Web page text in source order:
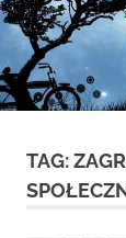
portalach
randkowych
TAG: